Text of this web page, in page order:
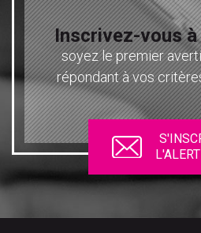
Inscrivez-vous
soyez le premier
répondant à vos